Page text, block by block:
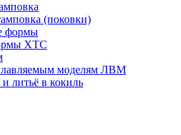
(поковки)
формы
ХТС
моделям ЛВМ
литьё в кокиль